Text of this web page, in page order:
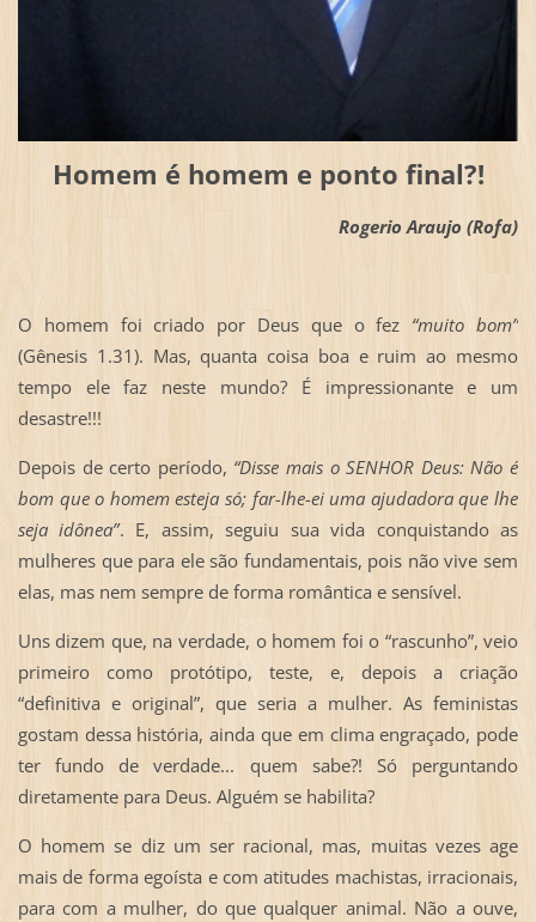
Homem é homem e ponto final?!
Rogerio Araujo (Rofa)
O homem foi criado por Deus que o fez “muito bom”
(Gênesis 1.31). Mas, quanta coisa boa e ruim ao mesmo
tempo ele faz neste mundo? É impressionante e um
desastre!!!
Depois de certo período, “Disse mais o SENHOR Deus: Não é
bom que o homem esteja só; far-lhe-ei uma ajudadora que lhe
seja idônea”. E, assim, seguiu sua vida conquistando as
mulheres que para ele são fundamentais, pois não vive sem
elas, mas nem sempre de forma romântica e sensível.
Uns dizem que, na verdade, o homem foi o “rascunho”, veio
primeiro como protótipo, teste, e, depois a criação
“definitiva e original”, que seria a mulher. As feministas
gostam dessa história, ainda que em clima engraçado, pode
ter fundo de verdade... quem sabe?! Só perguntando
diretamente para Deus. Alguém se habilita?
O homem se diz um ser racional, mas, muitas vezes age
mais de forma egoísta e com atitudes machistas, irracionais,
para com a mulher, do que qualquer animal. Não a ouve,